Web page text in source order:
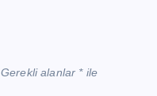
Gerekli alanlar *ile